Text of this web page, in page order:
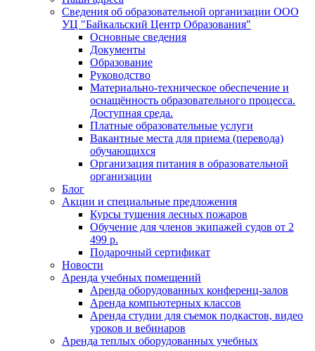
Сведения об образовательной организации ООО
УЦ "Байкальский Центр Образования"
Основные сведения
Документы
Образование
Руководство
Материально-техническое обеспечение и
оснащённость образовательного процесса.
Доступная среда.
Платные образовательные услуги
Вакантные места для приема (перевода)
обучающихся
Организация питания в образовательной
организации
Блог
Акции и специальные предложения
Курсы тушения лесных пожаров
Обучение для членов экипажей судов от 2
499 р.
Подарочный сертификат
Новости
Аренда учебных помещений
Аренда оборудованных конференц-залов
Аренда компьютерных классов
Аренда студии для съемок подкастов, видео
уроков и вебинаров
Аренда теплых оборудованных учебных